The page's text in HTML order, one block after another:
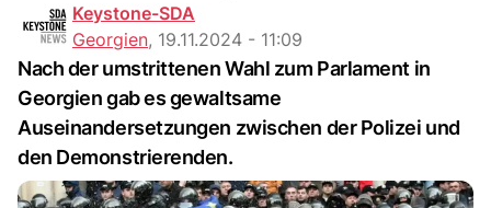
Keystone-SDA
Georgien, 19.11.2024 - 11:09
Nach der umstrittenen Wahl zum Parlament in
Georgien gab es gewaltsame
Auseinandersetzungen zwischen der Polizei und
den Demonstrierenden.